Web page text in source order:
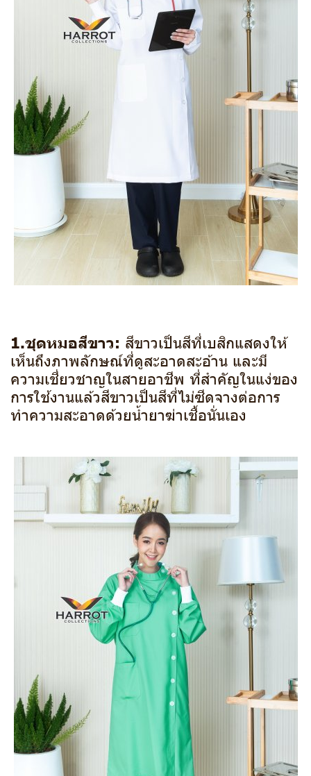
1.ชุุดหมอสีขาว: สีขาวเป็นสีที่เบสิกแสดงให้
เห็นถึงภาพลักษณ์ที่ดูสะอาดสะอ้าน และมี
ความเชี่ยวชาญในสายอาชีพ ที่สำคัญในแง่ของ
การใช้งานแล้วสีขาวเป็นสีที่ไม่ซีดจางต่อการ
ทำความสะอาดด้วยน้ำยาฆ่าเชื้อนั่นเอง